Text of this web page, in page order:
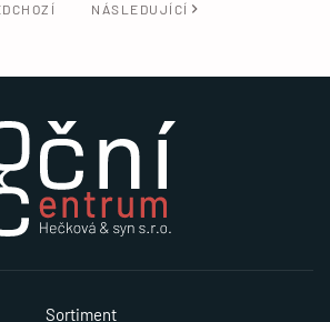
NÁSLEDUJÍCÍ
Sortiment